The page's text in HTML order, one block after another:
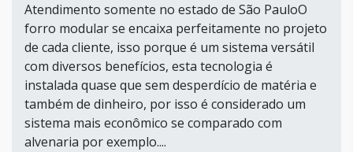
Atendimento somente no estado de São PauloO
forro modular se encaixa perfeitamente no projeto
de cada cliente, isso porque é um sistema versátil
com diversos benefícios, esta tecnologia é
instalada quase que sem desperdício de matéria e
também de dinheiro, por isso é considerado um
sistema mais econômico se comparado com
alvenaria por exemplo....